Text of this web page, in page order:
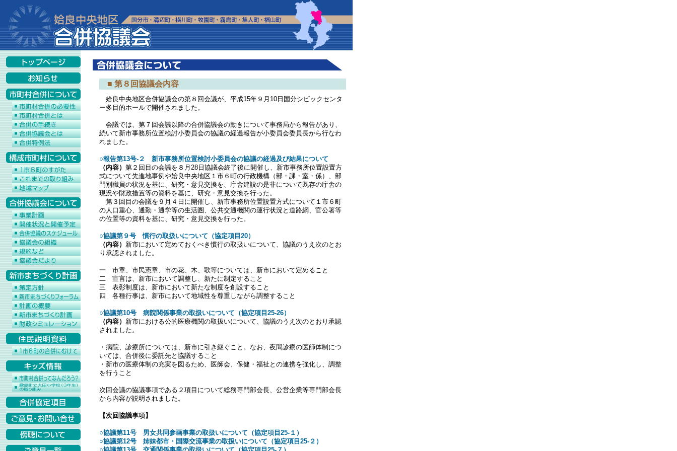
■ 第８回協議会内容
姶良中央地区合併協議会の第８回会議が、平成15年９月10日国分シビックセンタ
ー多目的ホールで開催されました。
会議では、第７回会議以降の合併協議会の動きについて事務局から報告があり、
続いて新市事務所位置検討小委員会の協議の経過報告が小委員会委員長から行なわ
れました。
○報告第13号‐２ 新市事務所位置検討小委員会の協議の経過及び結果について
（内容） 第２回目の会議を８月28日協議会終了後に開催し、新市事務所位置設置方
式について先進地事例や姶良中央地区１市６町の行政機構（部・課・室・係）、部
門別職員の状況を基に、研究・意見交換を、庁舎建設の是非について既存の庁舎の
現況や財政措置等の資料を基に、研究・意見交換を行った。
第３回目の会議を９月４日に開催し、新市事務所位置設置方式について１市６町
の人口重心、通勤・通学等の生活圏、公共交通機関の運行状況と道路網、官公署等
の位置等の資料を基に、研究・意見交換を行った。
○協議第９号 慣行の取扱いについて（協定項目20）
（内容） 新市において定めておくべき慣行の取扱いについて、協議のうえ次のとお
り承認されました。
一 市章、市民憲章、市の花、木、歌等については、新市において定めること
二 宣言は、新市において調整し、新たに制定すること
三 表彰制度は、新市において新たな制度を創設すること
四 各種行事は、新市において地域性を尊重しながら調整すること
○協議第10号 病院関係事業の取扱いについて（協定項目25‐26）
（内容） 新市における公的医療機関の取扱いについて、協議のうえ次のとおり承認
されました。
・病院、診療所については、新市に引き継ぐこと。なお、夜間診療の医師体制につ
いては、合併後に委託先と協議すること
・新市の医療体制の充実を図るため、医師会、保健・福祉との連携を強化し、調整
を行うこと
次回会議の協議事項である２項目について総務専門部会長、公営企業等専門部会長
から内容が説明されました。
【次回協議事項】
○協議第11号 男女共同参画事業の取扱いについて（協定項目25‐１）
○協議第12号 姉妹都市・国際交流事業の取扱いについて（協定項目25‐２）